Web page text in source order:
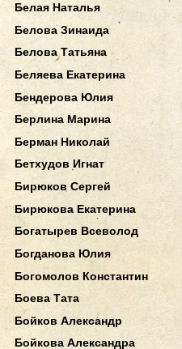
Белая Наталья
Белова Зинаида
Белова Татьяна
Беляева Екатерина
Бендерова Юлия
Берлина Марина
Берман Николай
Бетхудов Игнат
Бирюков Сергей
Бирюкова Екатерина
Богатырев Всеволод
Богданова Юлия
Богомолов Константин
Боева Тата
Бойков Александр
Бойкова Александра